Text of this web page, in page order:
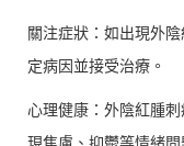
關注症狀：如出現外
定病因並接受治療。
心理健康：外陰紅腫
現焦慮、抑鬱等情緒